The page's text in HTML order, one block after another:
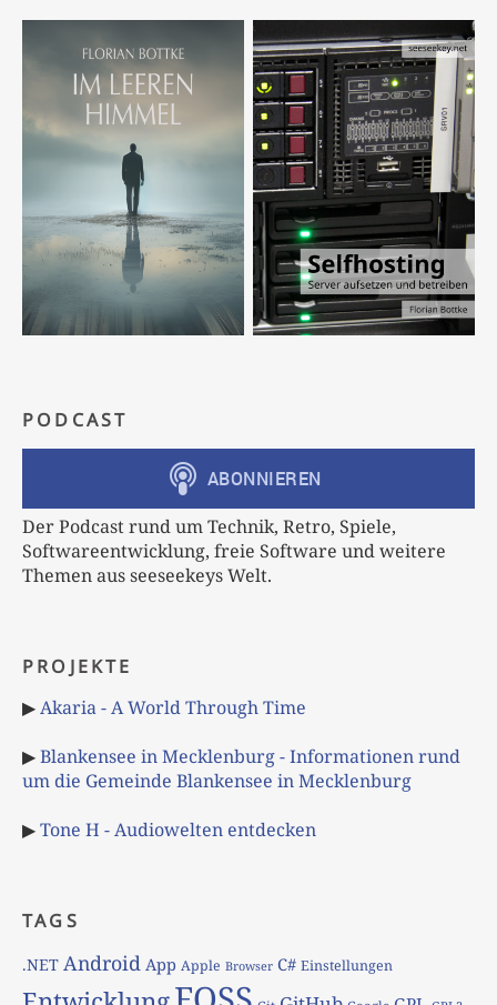
PODCAST
Der Podcast rund um Technik, Retro, Spiele,
Softwareentwicklung, freie Software und weitere
Themen aus seeseekeys Welt.
PROJEKTE
▶Akaria - A World Through Time
▶Blankensee in Mecklenburg - Informationen rund
um die Gemeinde Blankensee in Mecklenburg
▶Tone H - Audiowelten entdecken
TAGS
.NET Android App Apple Browser C# Einstellungen